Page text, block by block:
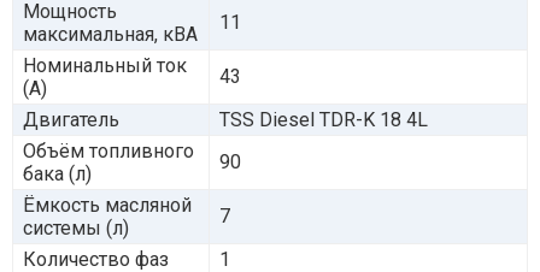
Мощность
максимальная, кВА
11
Номинальный ток
(А)
43
Двигатель
TSS Diesel TDR-K 18 4L
Объём топливного
бака (л)
90
Ёмкость масляной
системы (л)
7
Количество фаз
1